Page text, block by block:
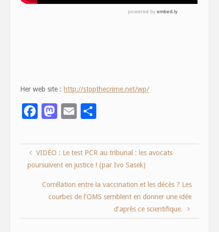
Her web site : http://stopthecrime.net/wp/
F
b
o
o
M
d
o
n
E
l
e
VIDÉO : Le test PCR au tribunal : les avocats
poursuivent en justice ! (par Ivo Sasek)
Corrélation entre la vaccination et les décès ? Les
courbes de l’OMS semblent en donner une idée
d’après ce scientifique.